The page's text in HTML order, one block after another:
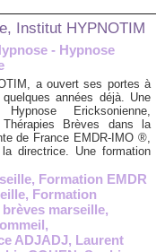
Institut HYPNOTIM
- Hypnose
a ouvert ses portes à
années déjà. Une
Ericksonienne,
Brèves dans la
de France EMDR-IMO ®,
directrice. Une formation
, Formation EMDR
, Formation
marseille,
,
ADJADJ, Laurent